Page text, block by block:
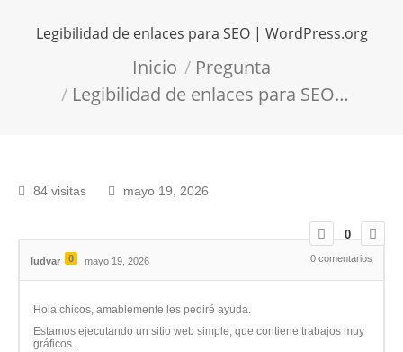
Legibilidad de enlaces para SEO | WordPress.org
Inicio
Pregunta
Legibilidad de enlaces para SEO…
84 visitas mayo 19, 2026
0
ludvar 0 mayo 19, 2026 0 comentarios
Hola chicos, amablemente les pediré ayuda.
Estamos ejecutando un sitio web simple, que contiene trabajos muy
gráficos.